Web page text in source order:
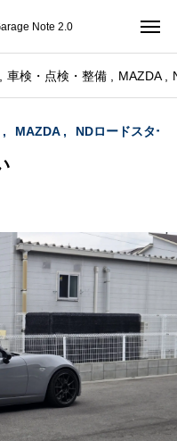
Note 2.0
車検・点検・整備 MAZDA
MAZDA NDロードスター